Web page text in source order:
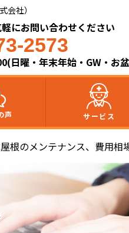
社）​
にお問い合わせください
2573
日曜・年末年始・GW・お
声 サービス
根のメンテナンス、費用相